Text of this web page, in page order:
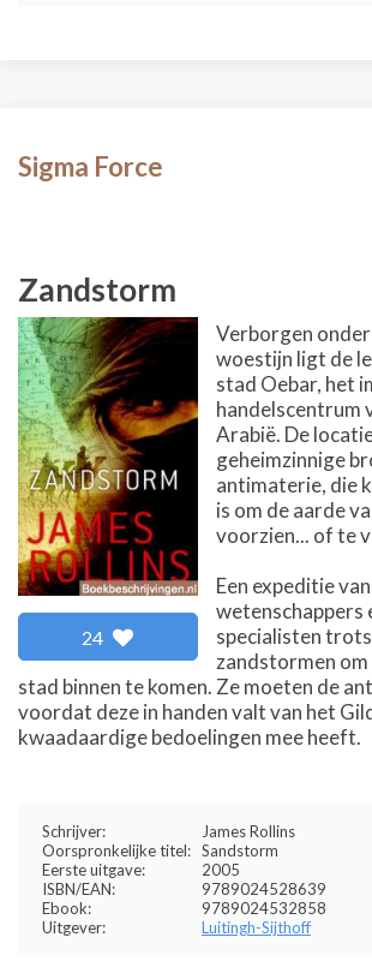
Sigma Force
Zandstorm
24
Verborgen
woestijn ligt de
stad Oebar, het
handelscentrum
Arabië. De
geheimzinnige
antimaterie, die
is om de aarde
voorzien... of te
Een expeditie van
wetenschappers
specialisten
zandstormen
stad binnen te komen. Ze moeten de
voordat deze in handen valt van het
kwaadaardige bedoelingen mee heeft.
Schrijver:
James Rollins
Oorspronkelijke titel: Sandstorm
Eerste uitgave:
2005
ISBN/EAN:
9789024528639
Ebook:
9789024532858
Uitgever:
Luitingh-Sijthoff